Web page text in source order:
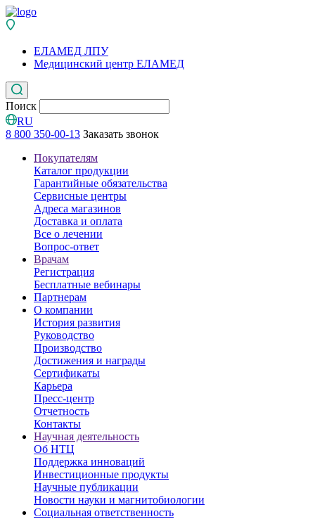
ЕЛАМЕД ЛПУ
Медицинский центр ЕЛАМЕД
Поиск
RU
8 800 350-00-13 Заказать звонок
Покупателям
Каталог продукции
Гарантийные обязательства
Сервисные центры
Адреса магазинов
Доставка и оплата
Все о лечении
Вопрос-ответ
Врачам
Регистрация
Бесплатные вебинары
Партнерам
О компании
История развития
Руководство
Производство
Достижения и награды
Сертификаты
Карьера
Пресс-центр
Отчетность
Контакты
Научная деятельность
Об НТЦ
Поддержка инноваций
Инвестиционные продукты
Научные публикации
Новости науки и магнитобиологии
Социальная ответственность